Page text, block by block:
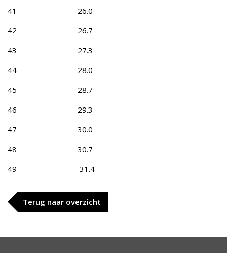
41 26.0
42 26.7
43 27.3
44 28.0
45 28.7
46 29.3
47 30.0
48 30.7
49 31.4
Terug naar overzicht